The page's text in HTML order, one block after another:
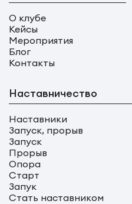
О клубе
Кейсы
Мероприятия
Блог
Контакты
Наставничество
Наставники
Запуск, прорыв
Запуск
Прорыв
Опора
Старт
Запук
Стать наставником